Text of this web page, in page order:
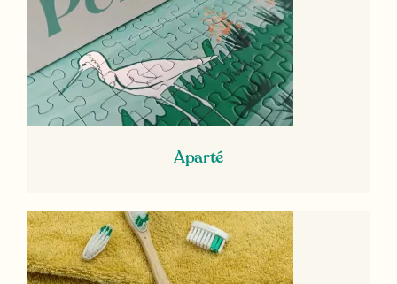
Aparté